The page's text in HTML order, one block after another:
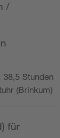
/
Stunden
(Brinkum)
für